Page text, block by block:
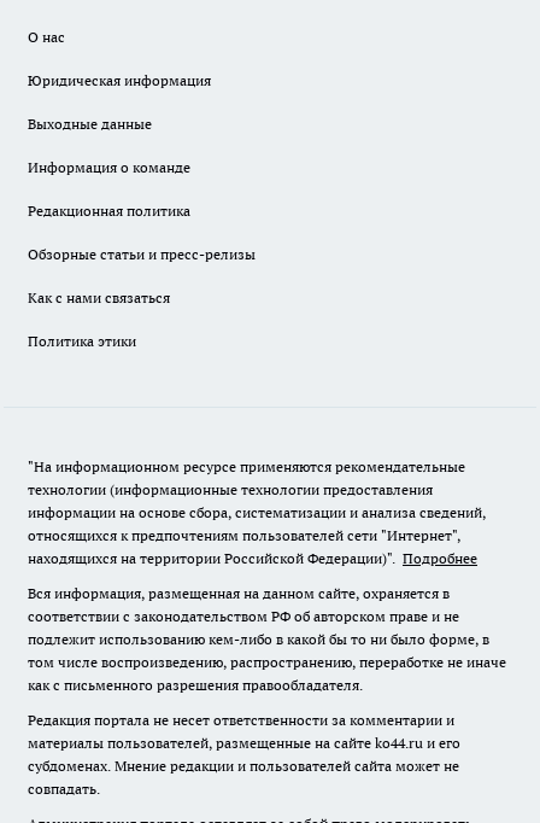
О нас
Юридическая информация
Выходные данные
Информация о команде
Редакционная политика
Обзорные статьи и пресс-релизы
Как с нами связаться
Политика этики
"На информационном ресурсе применяются рекомендательные
технологии (информационные технологии предоставления
информации на основе сбора, систематизации и анализа сведений,
относящихся к предпочтениям пользователей сети "Интернет",
находящихся на территории Российской Федерации)". Подробнее
Вся информация, размещенная на данном сайте, охраняется в
соответствии с законодательством РФ об авторском праве и не
подлежит использованию кем-либо в какой бы то ни было форме, в
том числе воспроизведению, распространению, переработке не иначе
как с письменного разрешения правообладателя.
Редакция портала не несет ответственности за комментарии и
материалы пользователей, размещенные на сайте ko44.ru и его
субдоменах. Мнение редакции и пользователей сайта может не
совпадать.